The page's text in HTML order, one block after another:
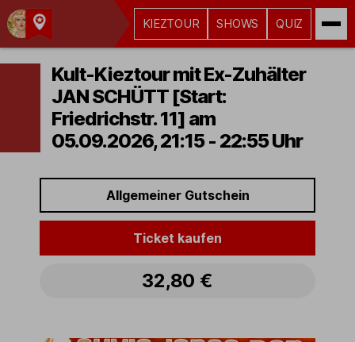
Kult-
Kieztouren
Hamburg
KIEZTOUR SHOWS QUIZ
Kult-Kieztour mit Ex-Zuhälter
JAN SCHÜTT [Start:
Friedrichstr. 11] am
05.09.2026, 21:15 - 22:55 Uhr
Allgemeiner Gutschein
Ticket kaufen
32,80 €